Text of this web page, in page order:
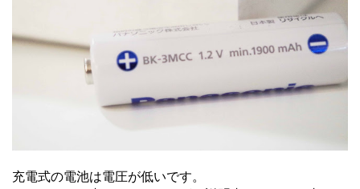
充電式の電池は電圧が低いです。